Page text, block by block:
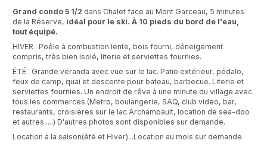
Grand condo 5 1/2 dans Chalet face au Mont Garceau, 5 minutes
de la Réserve, idéal pour le ski. À 10 pieds du bord de l'eau,
tout équipé.
HIVER : Poêle à combustion lente, bois fourni, déneigement
compris, très bien isolé, literie et serviettes fournies.
ÉTÉ : Grande véranda avec vue sur le lac. Patio extérieur, pédalo,
feux de camp, quai et descente pour bateau, barbecue. Literie et
serviettes fournies. Un endroit de rêve à une minute du village avec
tous les commerces (Metro, boulangerie, SAQ, club video, bar,
restaurants, croisières sur le lac Archambault, location de sea-doo
et autres.....) D'autres photos sont disponibles sur demande.
Location à la saison(été et Hiver)...Location au mois sur demande.